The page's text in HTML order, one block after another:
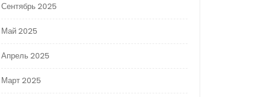
Сентябрь 2025
Май 2025
Апрель 2025
Март 2025